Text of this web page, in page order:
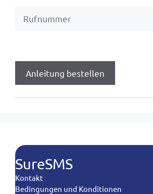
SureSMS
Kontakt
Bedingungen und Konditionen